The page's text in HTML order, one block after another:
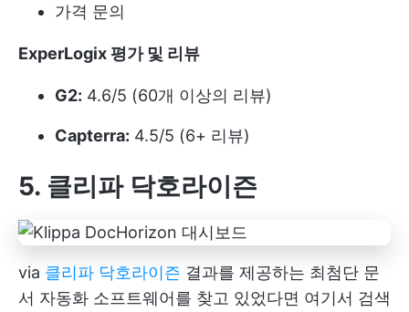
가격 문의
ExperLogix 평가 및 리뷰
G2: 4.6/5 (60개 이상의 리뷰)
Capterra: 4.5/5 (6+ 리뷰)
5. 클리파 닥호라이즌
via 클리파 닥호라이즌 결과를 제공하는 최첨단 문
서 자동화 소프트웨어를 찾고 있었다면 여기서 검색